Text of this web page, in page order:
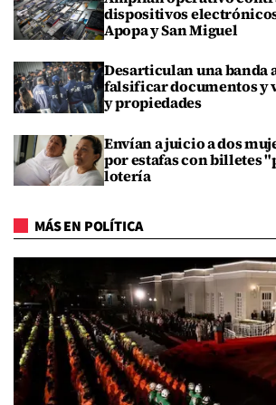
dispositivos
Apopa y San Miguel
Desarticulan una banda
falsificar documentos y
y propiedades
Envían a juicio a dos
por estafas con billetes
lotería
MÁS EN POLÍTICA